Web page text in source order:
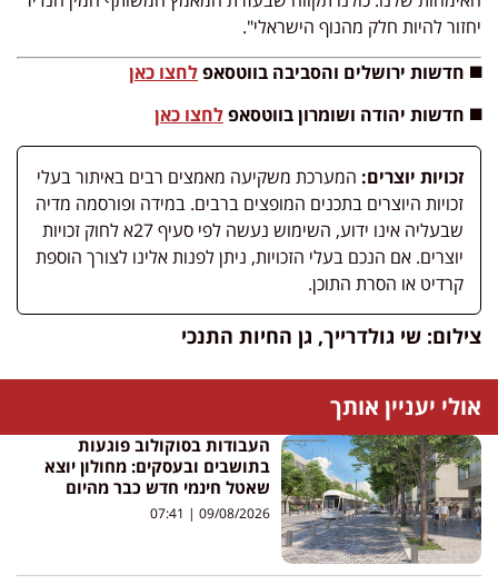
יחזור להיות חלק מהנוף הישראלי".
◼️ חדשות ירושלים והסביבה בווטסאפלחצו כאן
◼️ חדשות יהודה ושומרון בווטסאפלחצו כאן
זכויות יוצרים: המערכת משקיעה מאמצים רבים באיתור בעלי
זכויות היוצרים בתכנים המופצים ברבים. במידה ופורסמה מדיה
שבעליה אינו ידוע, השימוש נעשה לפי סעיף 27א לחוק זכויות
יוצרים. אם הנכם בעלי הזכויות, ניתן לפנות אלינו לצורך הוספת
קרדיט או הסרת התוכן.
צילום: שי גולדרייך, גן החיות התנכי
אולי יעניין אותך
העבודות בסוקולוב פוגעות
בתושבים ובעסקים: מחולון יוצא
שאטל חינמי חדש כבר מהיום
09/08/2026